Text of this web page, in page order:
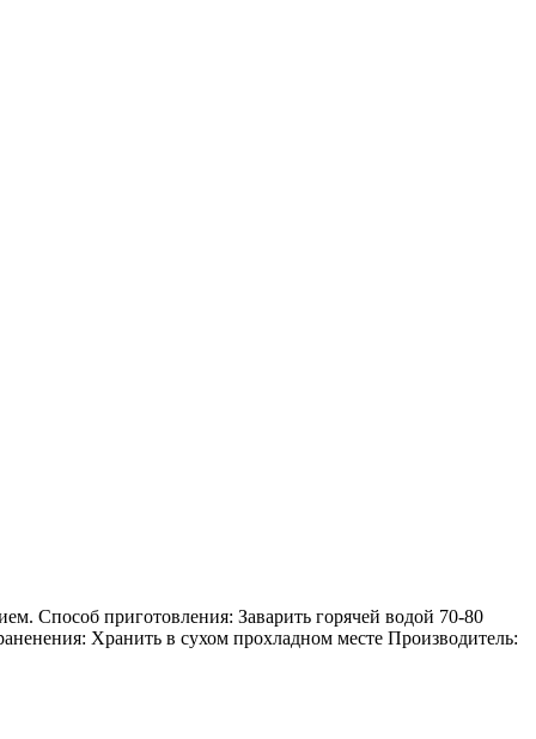
Способ приготовления: Заварить горячей водой 70-80
Хранить в сухом прохладном месте Производитель: